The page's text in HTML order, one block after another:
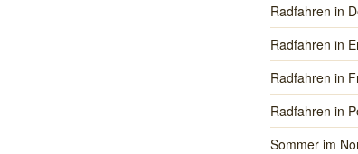
Radfahren in
Radfahren in
Radfahren in
Radfahren in
Sommer im